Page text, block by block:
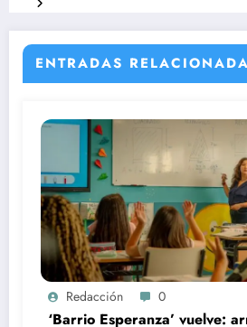
ENTRADAS
Redacción 0
‘Barrio Esperanza’ vuelve: